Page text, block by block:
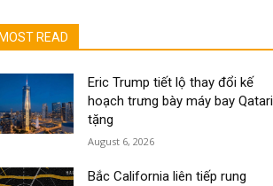
MOST READ
Eric Trump tiết lộ thay đổi kế
hoạch trưng bày máy bay Qatari
tặng
August 6, 2026
Bắc California liên tiếp rung